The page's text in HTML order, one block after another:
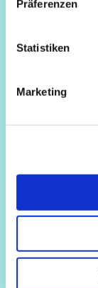
Präferenzen
Statistiken
Marketing